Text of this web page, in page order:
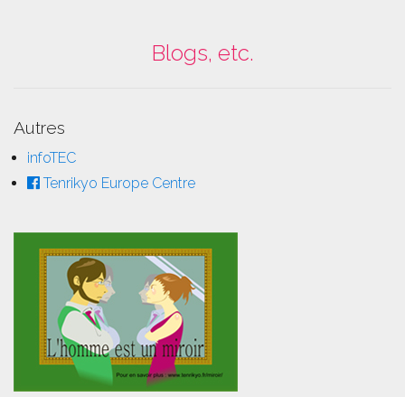
Blogs, etc.
Autres
infoTEC
Tenrikyo Europe Centre